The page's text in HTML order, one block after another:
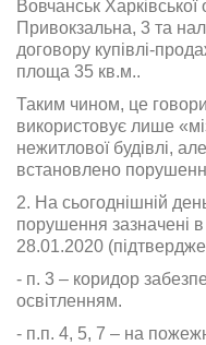
Вовчанськ
Привокзальна, 3 та
договору купівлі-
площа 35 кв.м..
Таким чином, це
використовує лише
нежитлової будівлі,
встановлено
2. На сьогоднішній
порушення зазначені
28.01.2020
- п. 3 – коридор
освітленням.
- п.п. 4, 5, 7 – на